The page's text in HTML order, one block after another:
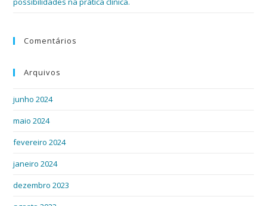
Comentários
Arquivos
junho 2024
maio 2024
fevereiro 2024
janeiro 2024
dezembro 2023